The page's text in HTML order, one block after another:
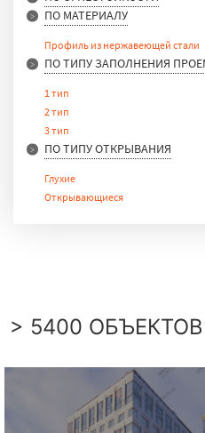
E 15
E 90
ПО МАТЕРИАЛУ
Профиль из нержавеющей стали
ПО ТИПУ ЗАПОЛНЕНИЯ
1 тип
2 тип
3 тип
ПО ТИПУ ОТКРЫВАНИЯ
Глухие
Открывающиеся
> 5400